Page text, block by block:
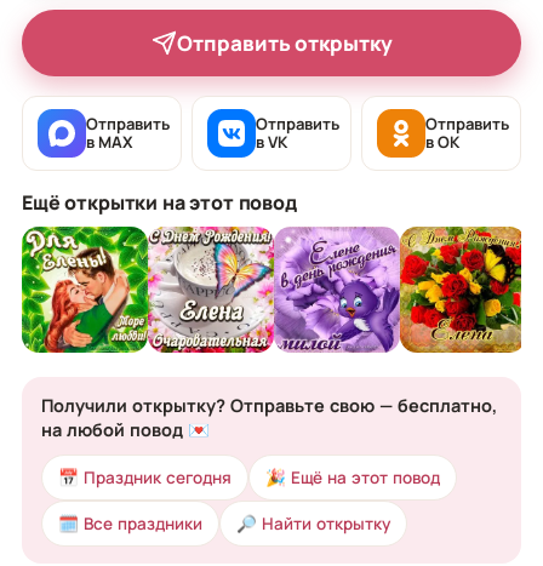
Отправить открытку
Отправить
в MAX
Отправить
в VK
Отправить
в OK
Ещё открытки на этот повод
Получили открытку? Отправьте свою — бесплатно,
на любой повод 💌
📅 Праздник сегодня 🎉 Ещё на этот повод
🗓 Все праздники 🔎 Найти открытку